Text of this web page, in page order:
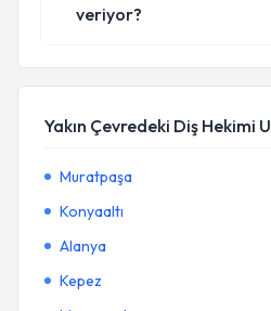
veriyor?
Yakın Çevredeki Diş Hekimi
Muratpaşa
Konyaaltı
Alanya
Kepez